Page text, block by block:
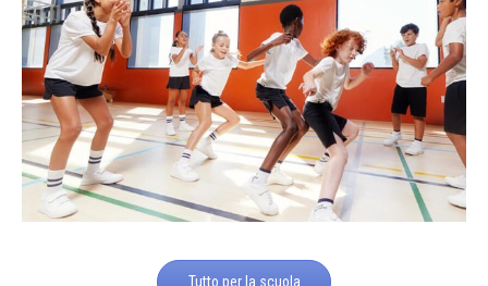
Tutto per la scuola